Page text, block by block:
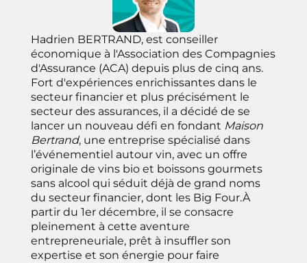
Hadrien BERTRAND, est conseiller
économique à l'Association des Compagnies
d'Assurance (ACA) depuis plus de cinq ans.
Fort d'expériences enrichissantes dans le
secteur financier et plus précisément le
secteur des assurances, il a décidé de se
lancer un nouveau défi en fondant Maison
Bertrand, une entreprise spécialisé dans
l’événementiel autour vin, avec un offre
originale de vins bio et boissons gourmets
sans alcool qui séduit déjà de grand noms
du secteur financier, dont les Big Four.À
partir du 1er décembre, il se consacre
pleinement à cette aventure
entrepreneuriale, prêt à insuffler son
expertise et son énergie pour faire